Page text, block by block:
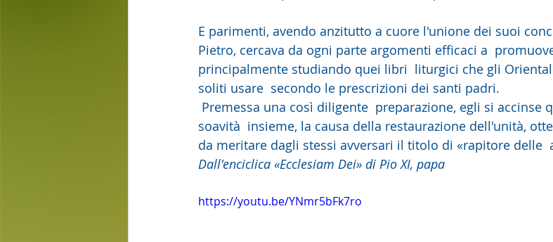
E parimenti, avendo anzitutto a cuore l'unione dei suoi
Pietro, cercava da ogni parte argomenti efficaci a
principalmente studiando quei libri  liturgici che gli
soliti usare  secondo le prescrizioni dei santi padri.
soavità  insieme, la causa della restaurazione dell'unità,
da meritare dagli stessi avversari il titolo di «rapitore delle
Dall'enciclica «Ecclesiam Dei» di Pio XI, papa
https://youtu.be/YNmr5bFk7ro